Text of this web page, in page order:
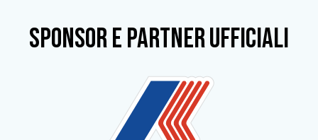
SPONSOR e partner ufficiali